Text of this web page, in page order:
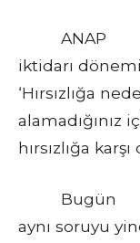
ANAP
iktidarı
‘Hırsızlığa
alamadığınız
hırsızlığa
Bugün
aynı soruyu